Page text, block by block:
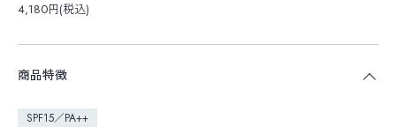
4,180円(税込)
商品特徴
SPF15／PA++